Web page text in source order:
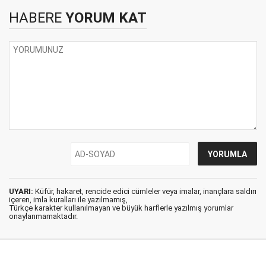
HABERE YORUM KAT
UYARI: Küfür, hakaret, rencide edici cümleler veya imalar, inançlara saldırı
içeren, imla kuralları ile yazılmamış,
Türkçe karakter kullanılmayan ve büyük harflerle yazılmış yorumlar
onaylanmamaktadır.